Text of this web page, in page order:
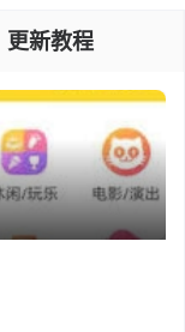
更新教程